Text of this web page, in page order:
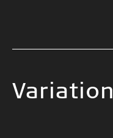
Variation